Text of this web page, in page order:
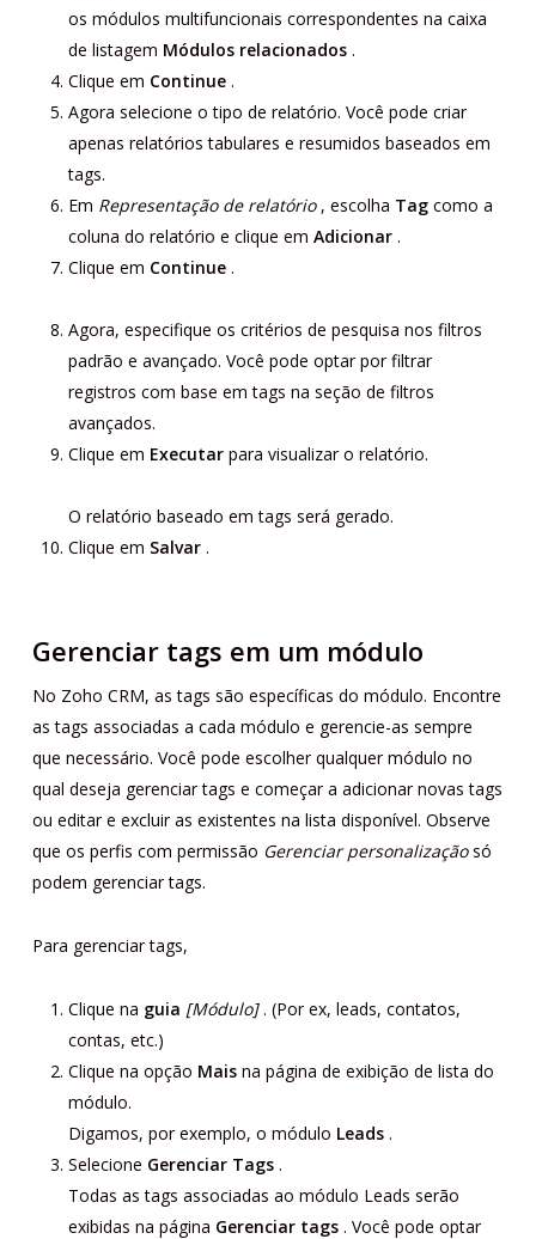
os módulos multifuncionais correspondentes na caixa
de listagem Módulos relacionados.
Clique em Continue.
Agora selecione o tipo de relatório. Você pode criar
apenas relatórios tabulares e resumidos baseados em
tags.
Em Representação de relatório, escolha Tagcomo a
coluna do relatório e clique em Adicionar.
Clique em Continue.
Agora, especifique os critérios de pesquisa nos filtros
padrão e avançado. Você pode optar por filtrar
registros com base em tags na seção de filtros
avançados.
Clique em Executarpara visualizar o relatório.
O relatório baseado em tags será gerado.
Clique em Salvar.
Gerenciar tags em um módulo
No Zoho CRM, as tags são específicas do módulo. Encontre
as tags associadas a cada módulo e gerencie-as sempre
que necessário. Você pode escolher qualquer módulo no
qual deseja gerenciar tags e começar a adicionar novas tags
ou editar e excluir as existentes na lista disponível. Observe
que os perfis com permissão Gerenciar personalizaçãosó
podem gerenciar tags.
Para gerenciar tags,
Clique na guia [Módulo]. (Por ex, leads, contatos,
contas, etc.)
Clique na opção Maisna página de exibição de lista do
módulo.
Digamos, por exemplo, o módulo Leads.
Selecione Gerenciar Tags.
Todas as tags associadas ao módulo Leads serão
exibidas na página Gerenciar tags. Você pode optar